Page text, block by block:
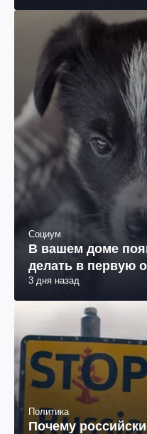
Социум
В вашем доме
делать в первую
3 дня назад
Политика
Почему